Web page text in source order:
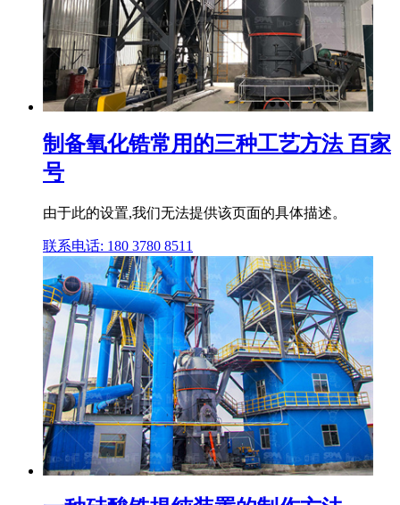
制备氧化锆常用的三种工艺方法 百家
号
由于此的设置,我们无法提供该页面的具体描述。
联系电话: 180 3780 8511